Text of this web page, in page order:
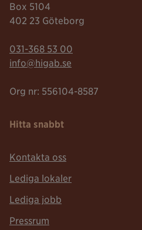
Box 5104
402 23 Göteborg
Telefonnummer:
031-368 53 00
Mailadress:
info@higab.se
Org nr: 556104-8587
Hitta snabbt
Kontakta oss
Lediga lokaler
Lediga jobb
Pressrum